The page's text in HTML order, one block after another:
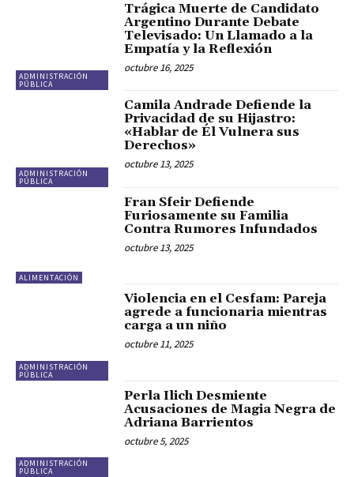
ADMINISTRACIÓN
PÚBLICA
Trágica Muerte de Candidato
Argentino Durante Debate
Televisado: Un Llamado a la
Empatía y la Reflexión
octubre 16, 2025
ADMINISTRACIÓN
PÚBLICA
Camila Andrade Defiende la
Privacidad de su Hijastro:
«Hablar de Él Vulnera sus
Derechos»
octubre 13, 2025
ALIMENTACIÓN
Fran Sfeir Defiende
Furiosamente su Familia
Contra Rumores Infundados
octubre 13, 2025
ADMINISTRACIÓN
PÚBLICA
Violencia en el Cesfam: Pareja
agrede a funcionaria mientras
carga a un niño
octubre 11, 2025
ADMINISTRACIÓN
PÚBLICA
Perla Ilich Desmiente
Acusaciones de Magia Negra de
Adriana Barrientos
octubre 5, 2025